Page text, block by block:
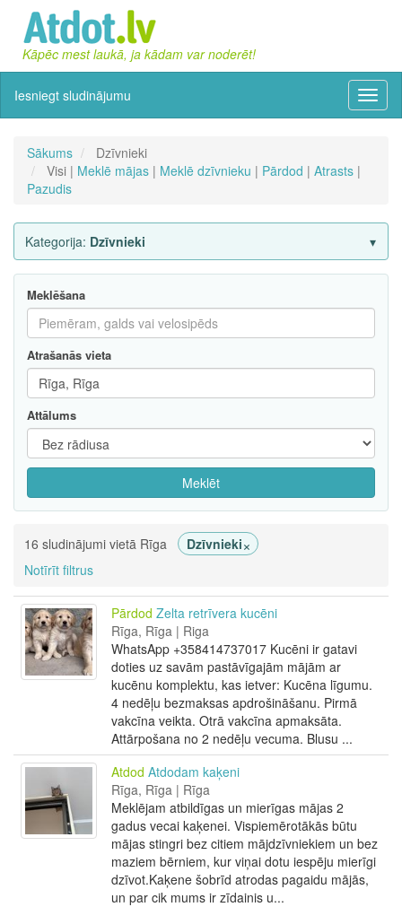
Kāpēc mest laukā, ja kādam var noderēt!
Iesniegt sludinājumu
Sākums
Dzīvnieki
Visi | Meklē mājas | Meklē dzīvnieku | Pārdod | Atrasts |
Pazudis
Kategorija: Dzīvnieki
Meklēšana
Atrašanās vieta
Attālums
Meklēt
16 sludinājumi vietā Rīga Dzīvnieki×
Notīrīt filtrus
Pārdod Zelta retrīvera kucēni
Rīga, Rīga | Riga
WhatsApp +358414737017 Kucēni ir gatavi
doties uz savām pastāvīgajām mājām ar
kucēnu komplektu, kas ietver: Kucēna līgumu.
4 nedēļu bezmaksas apdrošināšanu. Pirmā
vakcīna veikta. Otrā vakcīna apmaksāta.
Attārpošana no 2 nedēļu vecuma. Blusu ...
Atdod Atdodam kaķeni
Rīga, Rīga | Rīga
Meklējam atbildīgas un mierīgas mājas 2
gadus vecai kaķenei. Vispiemērotākās būtu
mājas stingri bez citiem mājdzīvniekiem un bez
maziem bērniem, kur viņai dotu iespēju mierīgi
dzīvot.Kaķene šobrīd atrodas pagaidu mājās,
un par cik mums ir zīdainis u...